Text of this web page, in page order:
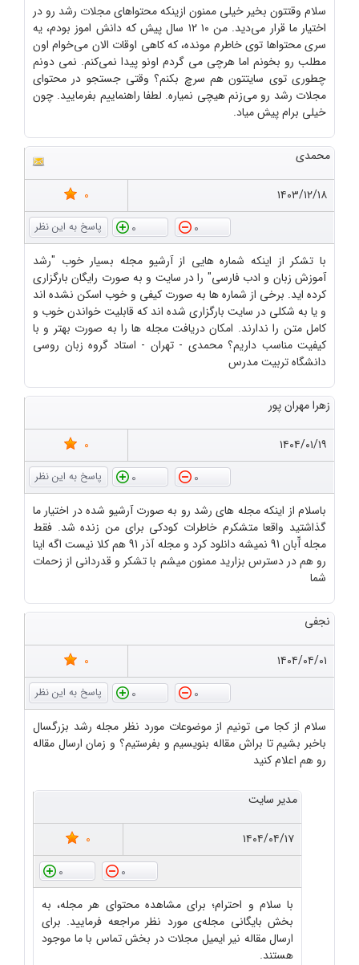
سلام وقتتون بخیر خیلی ممنون ازینکه محتواهای مجلات رشد رو در
اختیار ما قرار می‌دید. من ۱۰ ۱۲ سال پیش که دانش اموز بودم، یه
سری محتواها توی خاطرم مونده، که کاهی اوقات الان می‌خوام اون
مطلب رو بخونم اما هرچی می گردم اونو پیدا نمی‌کنم. نمی دونم
چطوری توی سایتتون هم سرچ بکنم؟ وقتی جستجو در محتوای
مجلات رشد رو می‌زنم هیچی نمیاره. لطفا راهنماییم بفرمایید. چون
خیلی برام پیش میاد.
محمدی
۱۴۰۳/۱۲/۱۸
0
0
0
با تشکر از اینکه شماره هایی از آرشیو مجله بسیار خوب "رشد
آموزش زبان و ادب فارسی" را در سایت و به صورت رایگان بارگزاری
کرده اید. برخی از شماره ها به صورت کیفی و خوب اسکن نشده اند
و یا به شکلی در سایت بارگزاری شده اند که قابلیت خواندن خوب و
کامل متن را ندارند. امکان دریافت مجله ها را به صورت بهتر و با
کیفیت مناسب داریم؟ محمدی - تهران - استاد گروه زبان روسی
دانشگاه تربیت مدرس
زهرا مهران پور
۱۴۰۴/۰۱/۱۹
0
0
0
باسلام از اینکه مجله های رشد رو به صورت آرشیو شده در اختیار ما
گذاشتید واقعا متشکرم خاطرات کودکی برای من زنده شد. فقط
مجله آّبان 91 نمیشه دانلود کرد و مجله آذر 91 هم کلا نیست اگه اینا
رو هم در دسترس بزارید ممنون میشم با تشکر و قدردانی از زحمات
شما
نجفی
۱۴۰۴/۰۴/۰۱
0
0
0
سلام از کجا می تونیم از موضوعات مورد نظر مجله رشد بزرگسال
باخبر بشیم تا براش مقاله بنویسیم و بفرستیم؟ و زمان ارسال مقاله
رو هم اعلام کنید
مدیر سایت
۱۴۰۴/۰۴/۱۷
0
0
0
با سلام و احترام؛ برای مشاهده محتوای هر مجله، به
بخش بایگانی مجله‌ی مورد نظر مراجعه فرمایید. برای
ارسال مقاله نیر ایمیل مجلات در بخش تماس با ما موجود
هستند.